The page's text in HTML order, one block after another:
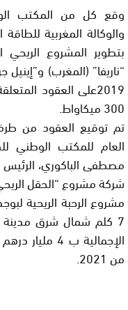
وقع كل من المكتب
والوكالة المغربية
2019على العقود
300 ميكاواط.
تم توقيع العقود من
العام للمكتب الوطني
مصطفى الباكوري،
شركة مشروع “الحقل
7 كلم شمال شرق مدينة
الإجمالية ب
من 2021.